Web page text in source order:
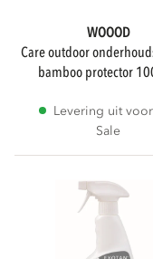
WOOOD
care outdoor onderhoudsmiddel
bamboo protector
Levering uit
Sale